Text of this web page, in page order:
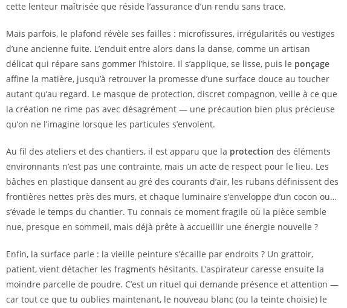
cette lenteur maîtrisée que réside l’assurance d’un rendu sans trace.
Mais parfois, le plafond révèle ses failles : microfissures, irrégularités ou vestiges
d’une ancienne fuite. L’enduit entre alors dans la danse, comme un artisan
délicat qui répare sans gommer l’histoire. Il s’applique, se lisse, puis le ponçage
affine la matière, jusqu’à retrouver la promesse d’une surface douce au toucher
autant qu’au regard. Le masque de protection, discret compagnon, veille à ce que
la création ne rime pas avec désagrément — une précaution bien plus précieuse
qu’on ne l’imagine lorsque les particules s’envolent.
Au fil des ateliers et des chantiers, il est apparu que la protection des éléments
environnants n’est pas une contrainte, mais un acte de respect pour le lieu. Les
bâches en plastique dansent au gré des courants d’air, les rubans définissent des
frontières nettes près des murs, et chaque luminaire s’enveloppe d’un cocon ou…
s’évade le temps du chantier. Tu connais ce moment fragile où la pièce semble
nue, presque en sommeil, mais déjà prête à accueillir une énergie nouvelle ?
Enfin, la surface parle : la vieille peinture s’écaille par endroits ? Un grattoir,
patient, vient détacher les fragments hésitants. L’aspirateur caresse ensuite la
moindre parcelle de poudre. C’est un rituel qui demande présence et attention —
car tout ce que tu oublies maintenant, le nouveau blanc (ou la teinte choisie) le